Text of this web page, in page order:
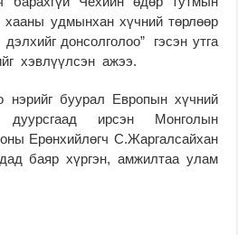
хааны удмынхан хүчний төрлөөр
донсолголоо” гэсэн утга
хэвлүүлсэн ажээ.
буурал Европын хүчний
ирсэн Монголын
Ерөнхийлөгч С.Жаргалсайхан
баяр хүргэн, амжилтаа улам